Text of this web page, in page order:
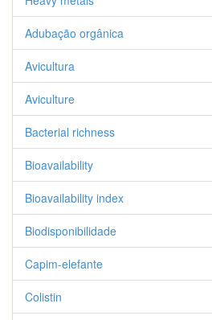
Adubação orgânica
Avicultura
Aviculture
Bacterial richness
Bioavailability
Bioavailability index
Biodisponibilidade
Capim-elefante
Colistin